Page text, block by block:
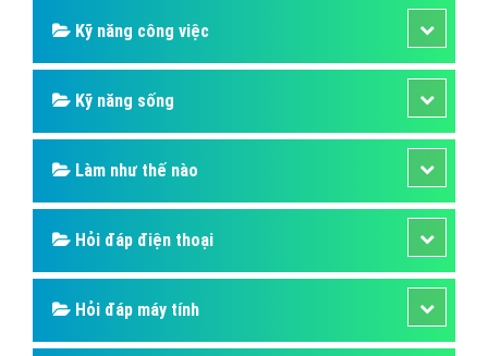
Kỹ năng công việc
Kỹ năng sống
Làm như thế nào
Hỏi đáp điện thoại
Hỏi đáp máy tính